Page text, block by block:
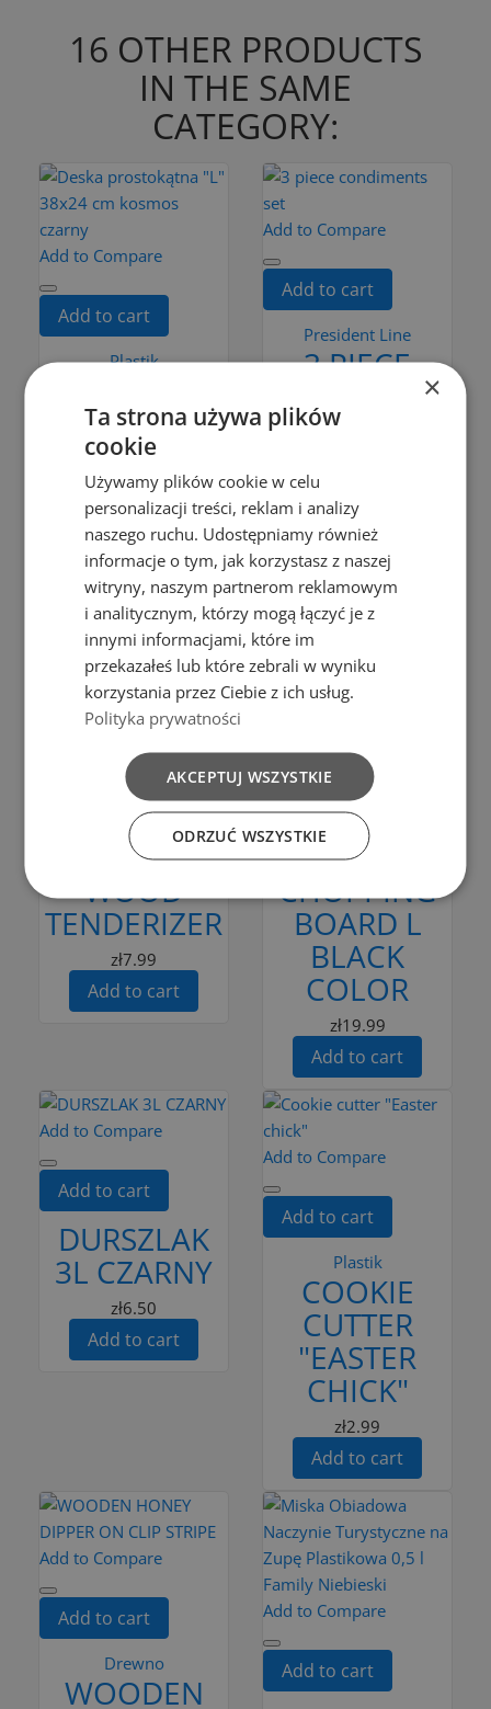
16 OTHER PRODUCTS
IN THE SAME
CATEGORY:
Add to Compare
Add to cart
Plastik
PROSTOKĄTNA
"L" 38X24
CM
KOSMOS
CZARNY
zł19.99
Add to cart
Add to Compare
Add to cart
President Line
3 PIECE
CONDIMENTS
SET
Add to cart
Add to Compare
Add to cart
Drewno
BEECH
WOOD
TENDERIZER
zł7.99
Add to cart
Add to cart
Bąble
PLASTIC
CHOPPING
BOARD L
BLACK
COLOR
zł19.99
Add to cart
Add to Compare
Add to cart
DURSZLAK
3L CZARNY
zł6.50
Add to cart
Add to Compare
Add to cart
Plastik
COOKIE
CUTTER
"EASTER
CHICK"
zł2.99
Add to cart
Add to Compare
Add to cart
Drewno
WOODEN
Add to Compare
Add to cart
×
Ta strona używa plików
cookie
Używamy plików cookie w celu
personalizacji treści, reklam i analizy
naszego ruchu. Udostępniamy również
informacje o tym, jak korzystasz z naszej
witryny, naszym partnerom reklamowym
i analitycznym, którzy mogą łączyć je z
innymi informacjami, które im
przekazałeś lub które zebrali w wyniku
korzystania przez Ciebie z ich usług.
Polityka prywatności
AKCEPTUJ WSZYSTKIE
ODRZUĆ WSZYSTKIE